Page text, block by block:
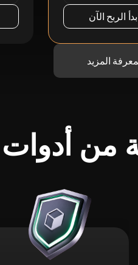
الربح الآن
المزيد
أدوات